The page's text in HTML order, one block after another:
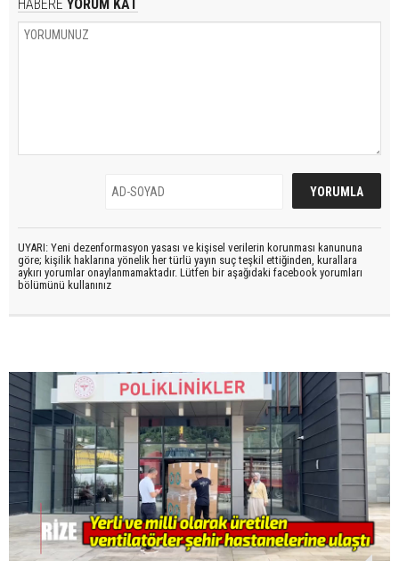
HABERE YORUM KAT
UYARI: Yeni dezenformasyon yasası ve kişisel verilerin korunması kanununa
göre; kişilik haklarına yönelik her türlü yayın suç teşkil ettiğinden, kurallara
aykırı yorumlar onaylanmamaktadır. Lütfen bir aşağıdaki facebook yorumları
bölümünü kullanınız